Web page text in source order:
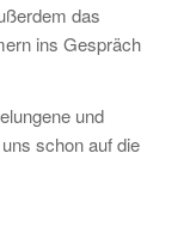
das
ins Gespräch
und
schon auf die